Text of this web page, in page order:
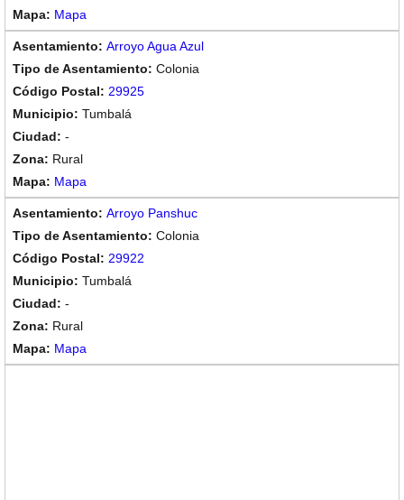
Mapa
Arroyo Agua Azul
Colonia
29925
Tumbalá
-
Rural
Mapa
Arroyo Panshuc
Colonia
29922
Tumbalá
-
Rural
Mapa